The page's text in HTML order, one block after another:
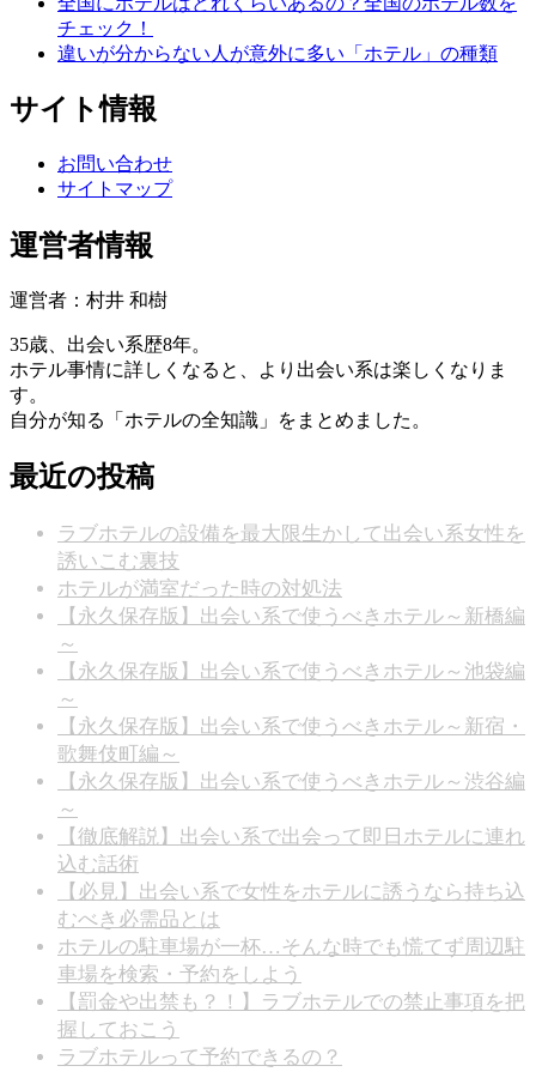
チェック！
違いが分からない人が意外に多い「ホテル」の種類
サイト情報
お問い合わせ
サイトマップ
運営者情報
運営者：村井 和樹
35歳、出会い系歴8年。
ホテル事情に詳しくなると、より出会い系は楽しくなりま
す。
自分が知る「ホテルの全知識」をまとめました。
最近の投稿
ラブホテルの設備を最大限生かして出会い系女性を
誘いこむ裏技
ホテルが満室だった時の対処法
【永久保存版】出会い系で使うべきホテル～新橋編
～
【永久保存版】出会い系で使うべきホテル～池袋編
～
【永久保存版】出会い系で使うべきホテル～新宿・
歌舞伎町編～
【永久保存版】出会い系で使うべきホテル～渋谷編
～
【徹底解説】出会い系で出会って即日ホテルに連れ
込む話術
【必見】出会い系で女性をホテルに誘うなら持ち込
むべき必需品とは
ホテルの駐車場が一杯…そんな時でも慌てず周辺駐
車場を検索・予約をしよう
【罰金や出禁も？！】ラブホテルでの禁止事項を把
握しておこう
ラブホテルって予約できるの？